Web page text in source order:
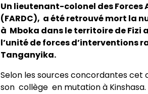
Un lieutenant-colonel des Forces
(FARDC), a été retrouvé mort la
à Mboka dans le territoire de Fizi
l’unité de forces d’interventions
Tanganyika.
Selon les sources concordantes cet
son collège en mutation à Kinshasa.